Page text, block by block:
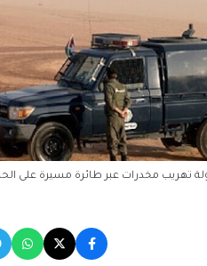
تهريب مخدرات عبر طائرة مسيرة على